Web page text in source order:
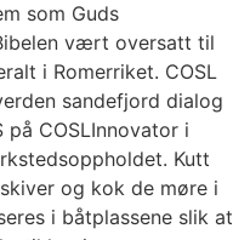
som Guds
vært oversatt til
i Romerriket. COSL
sandefjord dialog
COSLInnovator i
Kutt
og kok de møre i
i båtplassene slik at